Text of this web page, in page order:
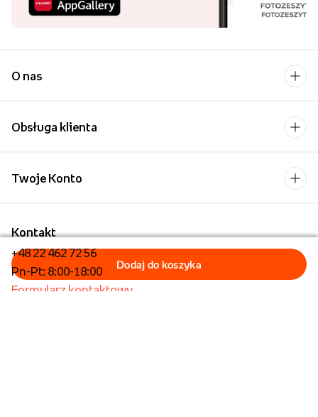
O nas
Obsługa klienta
Kontakt
+48 22 462 72 56
Pn-Pt: 8:00-18:00
Formularz kontaktowy
Twoje Konto